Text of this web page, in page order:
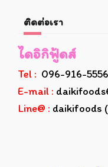
ติดต่อเรา
ไดอิกิฟู้ดส์
Tel : 096-916-
E-mail :
Line@ : daikifoods